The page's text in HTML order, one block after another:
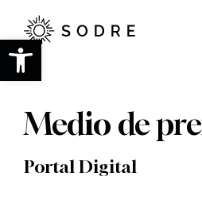
Abrir barra de
contenido
principal
Medio de
Portal Digital